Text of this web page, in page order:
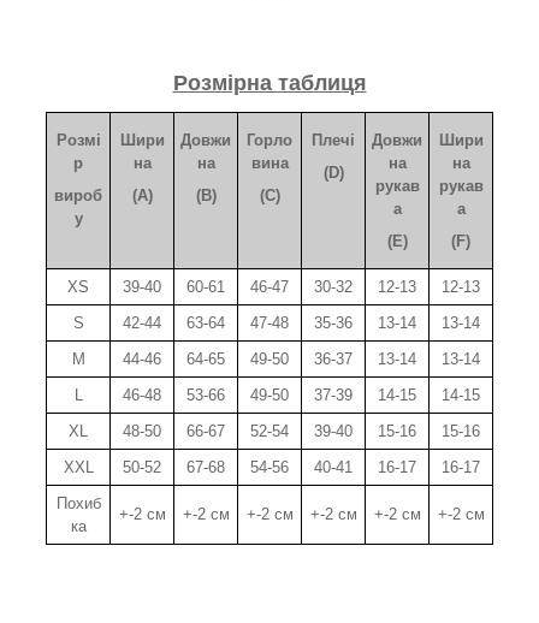
Розмірна таблиця
Розмі
р
вироб
у
Шири
на
(A)
Довжи
на
(B)
Горло
вина
(C)
Плечі
(D)
Довжи
на
рукав
а
(E)
Шири
на
рукав
а
(F)
XS 39-40 60-61 46-47 30-32 12-13
12-13
S
42-44 63-64 47-48 35-36 13-14
13-14
M
44-46 64-65 49-50 36-37 13-14
13-14
L
46-48 53-66 49-50 37-39 14-15
14-15
XL
48-50 66-67 52-54 39-40 15-16
15-16
XXL
50-52 67-68 54-56 40-41 16-17
16-17
Похиб
ка
+-2 см +-2 см +-2 см +-2 см +-2 см +-2 см